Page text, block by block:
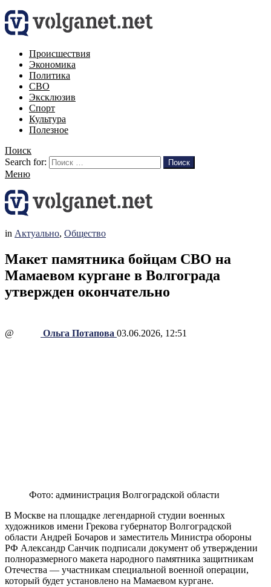
Происшествия
Экономика
Политика
СВО
Эксклюзив
Спорт
Культура
Полезное
Поиск
Search for:
Поиск
Меню
in Актуально, Общество
Макет памятника бойцам СВО на
Мамаевом кургане в Волгограда
утвержден окончательно
@ Ольга Потапова 03.06.2026, 12:51
Фото: администрация Волгоградской области
В Москве на площадке легендарной студии военных
художников имени Грекова губернатор Волгоградской
области Андрей Бочаров и заместитель Министра обороны
РФ Александр Санчик подписали документ об утверждении
полноразмерного макета народного памятника защитникам
Отечества — участникам специальной военной операции,
который будет установлено на Мамаевом кургане.